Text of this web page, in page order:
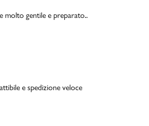
molto gentile e preparato..
e spedizione veloce